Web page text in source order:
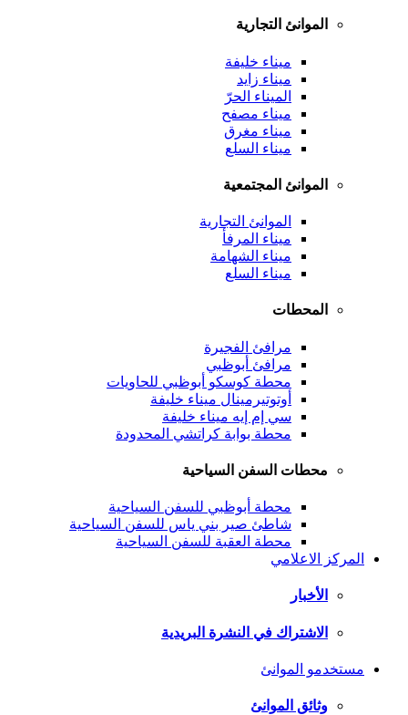
الموانئ التجارية
ميناء خليفة
ميناء زايد
الميناء الحرّ
ميناء مصفح
ميناء مغرق
ميناء السلع
الموانئ المجتمعية
الموانئ التجارية
ميناء المرفأ
ميناء الشهامة
ميناء السلع
المحطات
مرافئ الفجيرة
مرافئ أبوظبي
محطة كوسكو أبوظبي للحاويات
أوتوتيرمينال ميناء خليفة
سي إم إيه ميناء خليفة
محطة بوابة كراتشي المحدودة
محطات السفن السياحية
محطة أبوظبي للسفن السياحية
شاطئ صير بني ياس للسفن السياحية
محطة العقبة للسفن السياحية
المركز الاعلامي
الأخبار
الاشتراك في النشرة البريدية
مستخدمو الموانئ
وثائق الموانئ